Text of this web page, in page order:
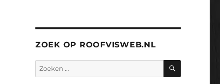
ZOEK OP ROOFVISWEB.NL
Zoeken
naar:
ZOEKEN